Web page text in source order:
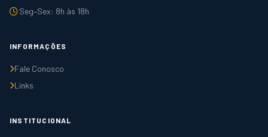
Seg–Sex: 8h às 18h
INFORMAÇÕES
Fale Conosco
Links
INSTITUCIONAL